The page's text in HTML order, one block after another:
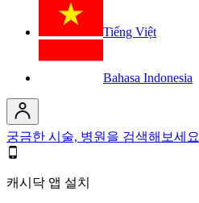
Tiếng Việt
Bahasa Indonesia
궁금한 시술, 병원을 검색해보세요
캐시닥 앱 설치